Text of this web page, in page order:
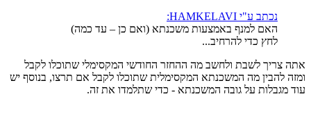
נכתב ע"י HAMKELAVI:
האם למנף באמצעות משכנתא (ואם כן – עד כמה)
לחץ כדי להרחיב...
אתה צריך לשבת ולחשב מה ההחזר החודשי המקסימלי שתוכלו לקבל
ומזה להבין מה המשכנתא המקסימלית שתוכלו לקבל אם תרצו, בנוסף יש
עוד מגבלות על גובה המשכנתא - כדי שתלמדו את זה.